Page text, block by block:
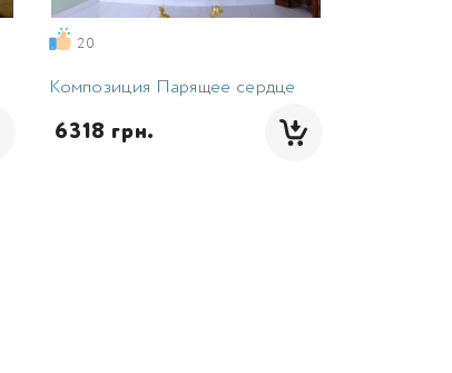
20
Композиция Парящее сердце
6318 грн.